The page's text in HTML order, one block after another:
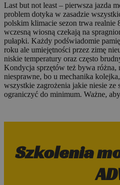
Last but not least – pierwsza jazda
problem dotyka w zasadzie
polskim klimacie sezon trwa
wczesną wiosną czekają na
pułapki. Każdy podświadomie
roku ale umiejętności przez zimę
niskie temperatury oraz często
Kondycja sprzętów też bywa różna,
niesprawne, bo u mechanika
wszystkie zagrożenia jakie niesie ze
ograniczyć do minimum. Ważne,
Szkolenia